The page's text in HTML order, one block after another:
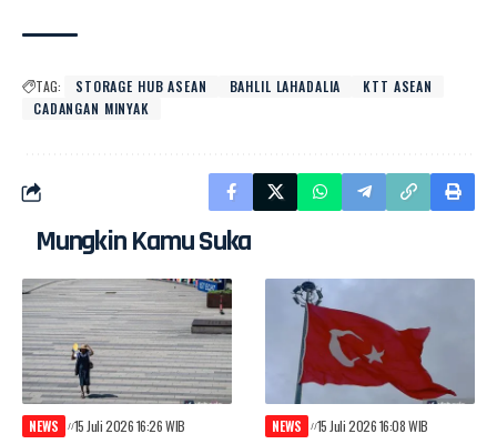
TAG: STORAGE HUB ASEAN BAHLIL LAHADALIA
KTT ASEAN
CADANGAN MINYAK
Mungkin Kamu Suka
NEWS 15 Juli 2026 16:26 WIB NEWS 15 Juli 2026 16:08 WIB